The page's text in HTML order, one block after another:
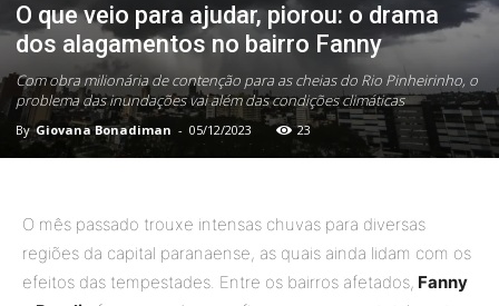
O que veio para ajudar, piorou: o drama
dos alagamentos no bairro Fanny
Com obra milionária de contenção para as cheias do Rio Pinheirinho, o
problema das inundações vai além das condições climáticas
By Giovana Bonadiman - 05/12/2023 23
O mês passado trouxe intensas chuvas para diversas
regiões da capital paranaense, as quais ainda lidam com os
efeitos das tempestades. Entre os bairros afetados, Fanny